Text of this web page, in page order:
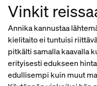
Vinkit
Annika kannustaa
kielitaito ei tuntuisi
pitkälti samalla kaavalla
erityisesti edukseen
edullisempi kuin muut